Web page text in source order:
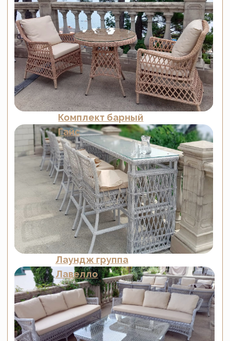
ОТЕЛЬ DREAM HOTEL | АНАПА
DREAM HOTEL ANAPAсочетает в себе
роскошь и уют, а мебель от
Malacca
идеально дополняет стиль этого
курортного комплекса. На террасах кафе и
ресторанов отеля установлены стильные
креслаистолыизэкоротанга, которые
не только придают атмосфере особый
шарм, но и обеспечивают комфорт для
гостей, наслаждающихся блюдами с видом
на Черное море. Эти элементы мебели
идеально подходят для уличных кафе и
ресторанов, создавая неповторимый стиль
и комфорт.
Мебель отMalaccaдля кафе и ресторанов